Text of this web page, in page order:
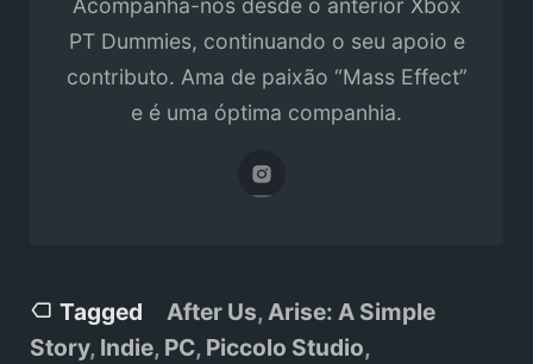
Acompanha-nos desde o anterior Xbox
PT Dummies, continuando o seu apoio e
contributo. Ama de paixão “Mass Effect”
e é uma óptima companhia.
Tagged After Us,Arise: A Simple
Story, Indie, PC, Piccolo Studio,